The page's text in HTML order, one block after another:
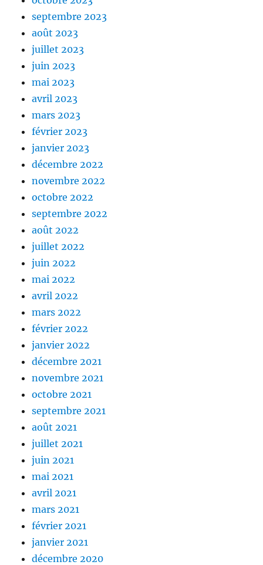
septembre 2023
août 2023
juillet 2023
juin 2023
mai 2023
avril 2023
mars 2023
février 2023
janvier 2023
décembre 2022
novembre 2022
octobre 2022
septembre 2022
août 2022
juillet 2022
juin 2022
mai 2022
avril 2022
mars 2022
février 2022
janvier 2022
décembre 2021
novembre 2021
octobre 2021
septembre 2021
août 2021
juillet 2021
juin 2021
mai 2021
avril 2021
mars 2021
février 2021
janvier 2021
décembre 2020